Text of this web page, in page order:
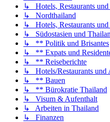
↳ Hotels, Restaurants und
↳ Nordthailand
↳ Hotels, Restaurants und
↳ Südostasien und
↳ ** Politik und Brisantes
↳ ** Expats und
↳ ** Reiseberichte
↳ Hotels/Restaurants und
↳ ** Bauen
↳ ** Bürokratie Thailand
↳ Visum & Aufenthalt
↳ Arbeiten in Thailand
↳ Finanzen